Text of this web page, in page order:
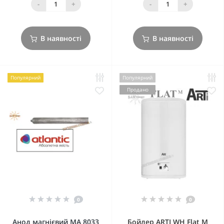
- +
В наявності
- +
В наявності
Популярний
0
Анод магнієвий МА 8033
Популярний
Продано
0
Бойлер ARTI WH Flat M